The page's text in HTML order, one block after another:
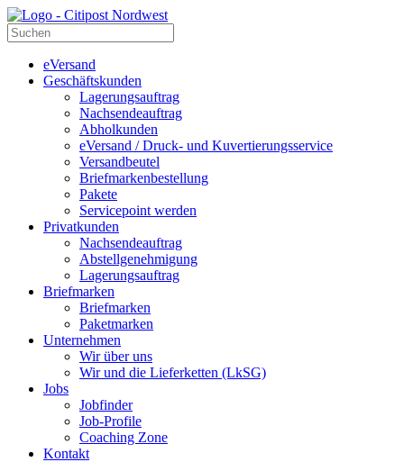
eVersand
Geschäftskunden
Lagerungsauftrag
Nachsendeauftrag
Abholkunden
eVersand / Druck- und Kuvertierungsservice
Versandbeutel
Briefmarkenbestellung
Pakete
Servicepoint werden
Privatkunden
Nachsendeauftrag
Abstellgenehmigung
Lagerungsauftrag
Briefmarken
Briefmarken
Paketmarken
Unternehmen
Wir über uns
Wir und die Lieferketten (LkSG)
Jobs
Jobfinder
Job-Profile
Coaching Zone
Kontakt